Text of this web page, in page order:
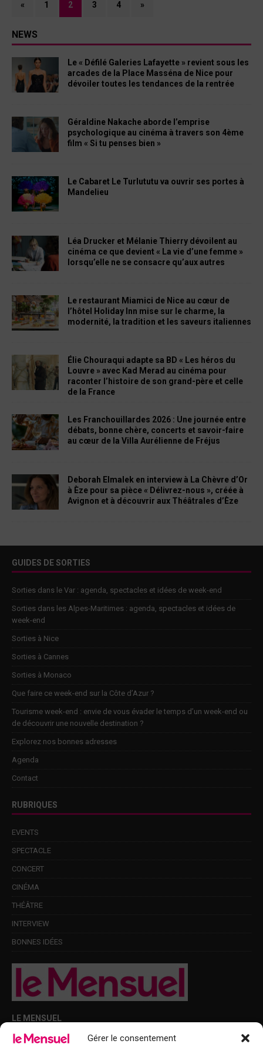
Gérer le consentement
« 1 2 3 4 »
NEWS
Le « Défilé Galeries Lafayette » revient sous les
arcades de la Place Masséna de Nice pour
dévoiler toutes les tendances de la rentrée
Géraldine Nakache aborde l’emprise
psychologique au cinéma à travers son 4ème
film « Si tu penses bien »
Le Cabaret Le Turlututu va ouvrir ses portes à
Mandelieu
Léa Drucker et Mélanie Thierry dévoilent au
cinéma ce que devient « La vie d’une femme »
lorsqu’elle ne se consacre qu’aux autres
Le restaurant Miamici de Nice au cœur de
l’hôtel Holiday Inn mise sur le charme, la
modernité, la tradition et les saveurs italiennes
Élie Chouraqui adapte sa BD « Les héros du
Louvre » avec Kad Merad au cinéma pour
raconter l’histoire de son grand-père et celle
de la France
Les Franchouillardes 2026 : Une journée entre
débats, bonne chère, concerts et savoir-faire
au cœur de la Villa Aurélienne de Fréjus
Deborah Elmalek en interview à La Chèvre d’Or
à Èze pour sa pièce « Délivrez-nous », créée à
Avignon et à découvrir aux Théâtrales d’Èze
GUIDES DE SORTIES
Sorties dans le Var : agenda, spectacles et idées de week-end
Sorties dans les Alpes-Maritimes : agenda, spectacles et idées de
week-end
Sorties à Nice
Sorties à Cannes
Sorties à Monaco
Que faire ce week-end sur la Côte d’Azur ?
Tourisme week-end : envie de vous évader le temps d’un week-end ou
de découvrir une nouvelle destination ?
Explorez nos bonnes adresses
Agenda
Contact
RUBRIQUES
EVENTS
SPECTACLE
CONCERT
CINÉMA
THÉÂTRE
INTERVIEW
BONNES IDÉES
LE MENSUEL